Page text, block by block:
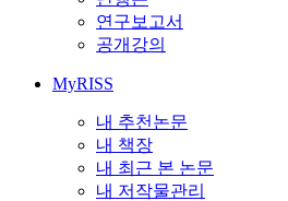
연구보고서
공개강의
MyRISS
내 추천논문
내 책장
내 최근 본 논문
내 저작물관리